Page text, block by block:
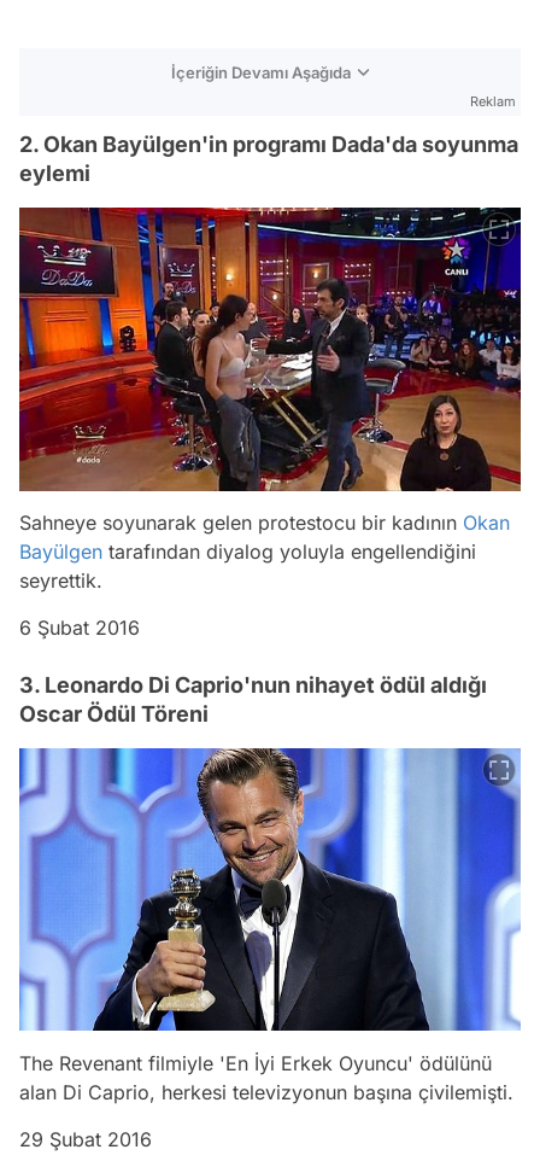
İçeriğin Devamı Aşağıda
Reklam
2. Okan Bayülgen'in programı Dada'da soyunma
eylemi
Sahneye soyunarak gelen protestocu bir kadının Okan
Bayülgen tarafından diyalog yoluyla engellendiğini
seyrettik.
6 Şubat 2016
3. Leonardo Di Caprio'nun nihayet ödül aldığı
Oscar Ödül Töreni
The Revenant filmiyle 'En İyi Erkek Oyuncu' ödülünü
alan Di Caprio, herkesi televizyonun başına çivilemişti.
29 Şubat 2016